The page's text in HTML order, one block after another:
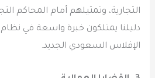
التجارية، وتمثيلهم أمام المحاكم
دليلنا يمتلكون خبرة واسعة في
الإفلاس السعودي الجديد.